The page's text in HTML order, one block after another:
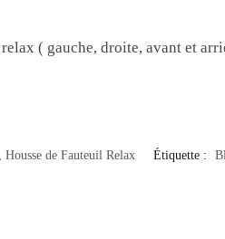
( gauche, droite, avant et
, Housse de Fauteuil Relax Étiquette :